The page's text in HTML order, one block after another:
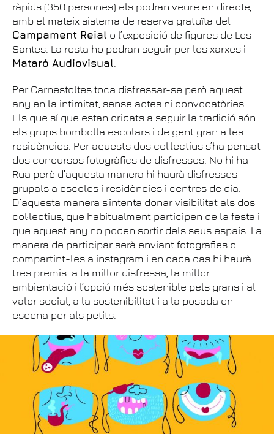
ràpids (350 persones) els podran veure en directe,
amb el mateix sistema de reserva gratuïta del
Campament Reial o l’exposició de figures de Les
Santes. La resta ho podran seguir per les xarxes i
Mataró Audiovisual.
Per Carnestoltes toca disfressar-se però aquest
any en la intimitat, sense actes ni convocatòries.
Els que sí que estan cridats a seguir la tradició són
els grups bombolla escolars i de gent gran a les
residències. Per aquests dos col·lectius s’ha pensat
dos concursos fotogràfics de disfresses. No hi ha
Rua però d’aquesta manera hi haurà disfresses
grupals a escoles i residències i centres de dia.
D’aquesta manera s’intenta donar visibilitat als dos
col·lectius, que habitualment participen de la festa i
que aquest any no poden sortir dels seus espais. La
manera de participar serà enviant fotografies o
compartint-les a instagram i en cada cas hi haurà
tres premis: a la millor disfressa, la millor
ambientació i l’opció més sostenible pels grans i al
valor social, a la sostenibilitat i a la posada en
escena per als petits.